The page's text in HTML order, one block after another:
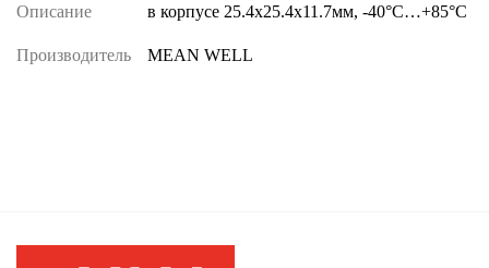
Описание
в корпусе 25.4х25.4х11.7мм, -40°С…+85°С
Производитель MEAN WELL